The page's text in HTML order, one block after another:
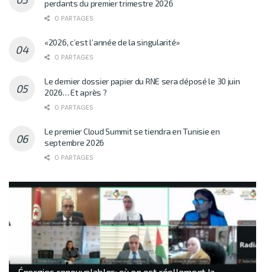
perdants du premier trimestre 2026
0 PARTAGES
«2026, c’est l’année de la singularité»
0 PARTAGES
Le dernier dossier papier du RNE sera déposé le 30 juin
2026… Et après ?
0 PARTAGES
Le premier Cloud Summit se tiendra en Tunisie en
septembre 2026
0 PARTAGES